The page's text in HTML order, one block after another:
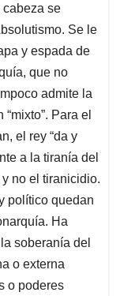
cabeza se
Se le
y espada de
que no
admite la
Para el
el rey “da y
a la tiranía del
y no el tiranicidio.
político quedan
Ha
soberanía del
o externa
o poderes